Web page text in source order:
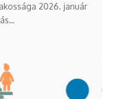
2026. január